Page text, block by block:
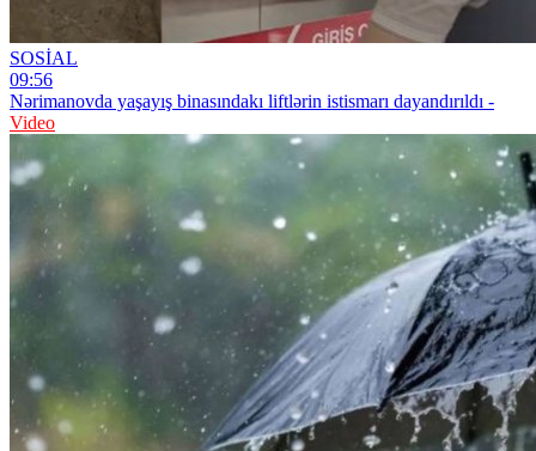
SOSİAL
09:56
Nərimanovda yaşayış binasındakı liftlərin istismarı dayandırıldı -
Video